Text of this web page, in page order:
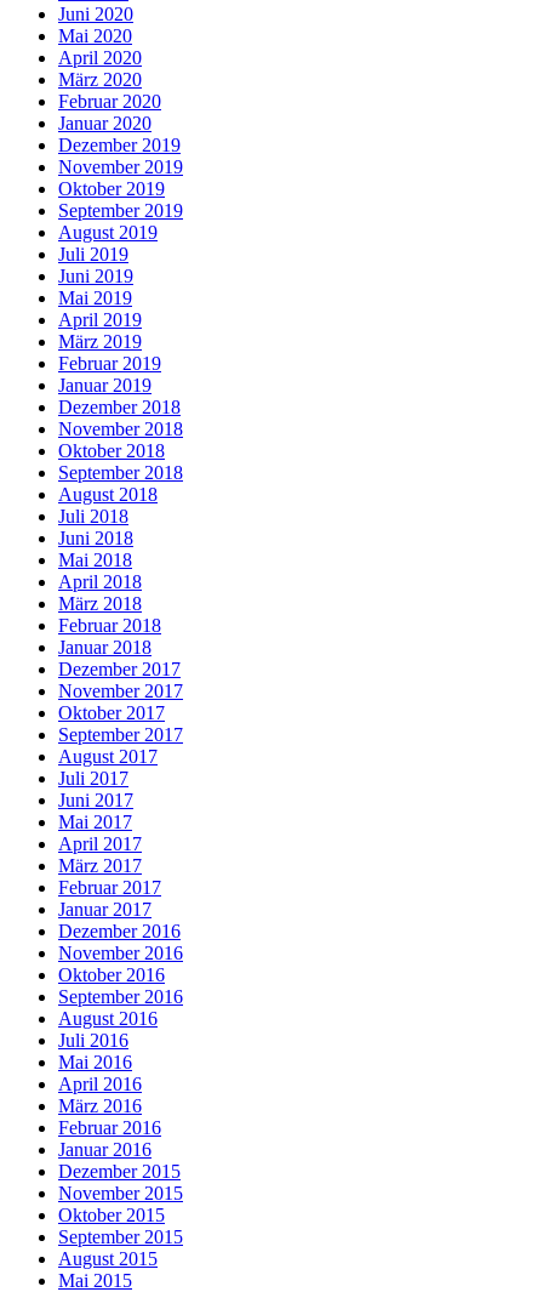
Juni 2020
Mai 2020
April 2020
März 2020
Februar 2020
Januar 2020
Dezember 2019
November 2019
Oktober 2019
September 2019
August 2019
Juli 2019
Juni 2019
Mai 2019
April 2019
März 2019
Februar 2019
Januar 2019
Dezember 2018
November 2018
Oktober 2018
September 2018
August 2018
Juli 2018
Juni 2018
Mai 2018
April 2018
März 2018
Februar 2018
Januar 2018
Dezember 2017
November 2017
Oktober 2017
September 2017
August 2017
Juli 2017
Juni 2017
Mai 2017
April 2017
März 2017
Februar 2017
Januar 2017
Dezember 2016
November 2016
Oktober 2016
September 2016
August 2016
Juli 2016
Mai 2016
April 2016
März 2016
Februar 2016
Januar 2016
Dezember 2015
November 2015
Oktober 2015
September 2015
August 2015
Mai 2015